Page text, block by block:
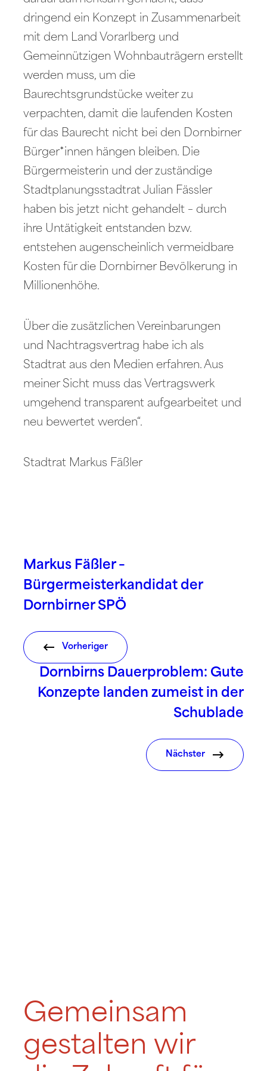
dringend ein Konzept in Zusammenarbeit
mit dem Land Vorarlberg und
Gemeinnützigen Wohnbauträgern erstellt
werden muss, um die
Baurechtsgrundstücke weiter zu
verpachten, damit die laufenden Kosten
für das Baurecht nicht bei den Dornbirner
Bürger*innen hängen bleiben. Die
Bürgermeisterin und der zuständige
Stadtplanungsstadtrat Julian Fässler
haben bis jetzt nicht gehandelt – durch
ihre Untätigkeit entstanden bzw.
entstehen augenscheinlich vermeidbare
Kosten für die Dornbirner Bevölkerung in
Millionenhöhe.
Über die zusätzlichen Vereinbarungen
und Nachtragsvertrag habe ich als
Stadtrat aus den Medien erfahren. Aus
meiner Sicht muss das Vertragswerk
umgehend transparent aufgearbeitet und
neu bewertet werden“.
Stadtrat Markus Fäßler
Markus Fäßler –
Bürgermeisterkandidat der
Dornbirner SPÖ
Vorheriger
Dornbirns Dauerproblem: Gute
Konzepte landen zumeist in der
Schublade
Nächster
Gemeinsam
gestalten wir